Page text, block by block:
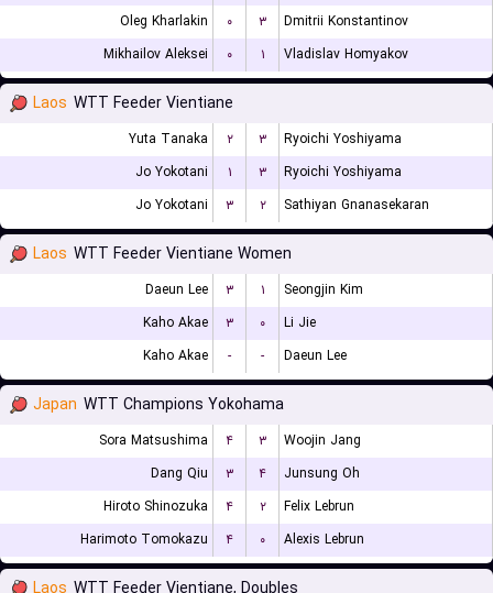
Oleg Kharlakin
۰ ۳
Dmitrii Konstantinov
Mikhailov Aleksei
۰ ۱ Vladislav Homyakov
Laos WTT Feeder Vientiane
Yuta Tanaka ۲ ۳
Ryoichi Yoshiyama
Jo Yokotani
۱ ۳
Ryoichi Yoshiyama
Jo Yokotani
۳ ۲ Sathiyan Gnanasekaran
Laos WTT Feeder Vientiane Women
Daeun Lee ۳ ۱
Seongjin Kim
Kaho Akae
۳ ۰
Li Jie
Kaho Akae
- - Daeun Lee
Japan WTT Champions Yokohama
Sora Matsushima ۴ ۳
Woojin Jang
Dang Qiu
۳ ۴
Junsung Oh
Hiroto Shinozuka
۴ ۲
Felix Lebrun
Harimoto Tomokazu
۴ ۰ Alexis Lebrun